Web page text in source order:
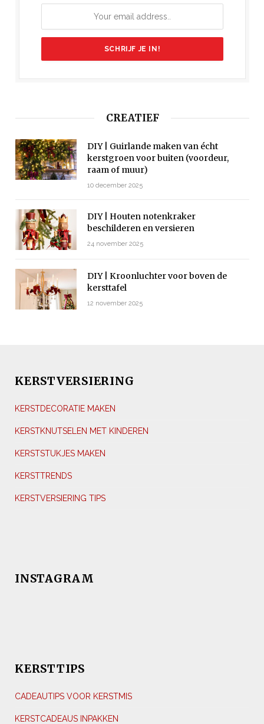
CREATIEF
DIY | Guirlande maken van écht
kerstgroen voor buiten (voordeur,
raam of muur)
10 december 2025
DIY | Houten notenkraker
beschilderen en versieren
24 november 2025
DIY | Kroonluchter voor boven de
kersttafel
12 november 2025
KERSTVERSIERING
KERSTDECORATIE MAKEN
KERSTKNUTSELEN MET KINDEREN
KERSTSTUKJES MAKEN
KERSTTRENDS
KERSTVERSIERING TIPS
INSTAGRAM
KERSTTIPS
CADEAUTIPS VOOR KERSTMIS
KERSTCADEAUS INPAKKEN